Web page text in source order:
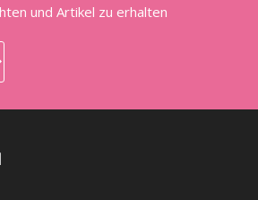
und Artikel zu erhalten